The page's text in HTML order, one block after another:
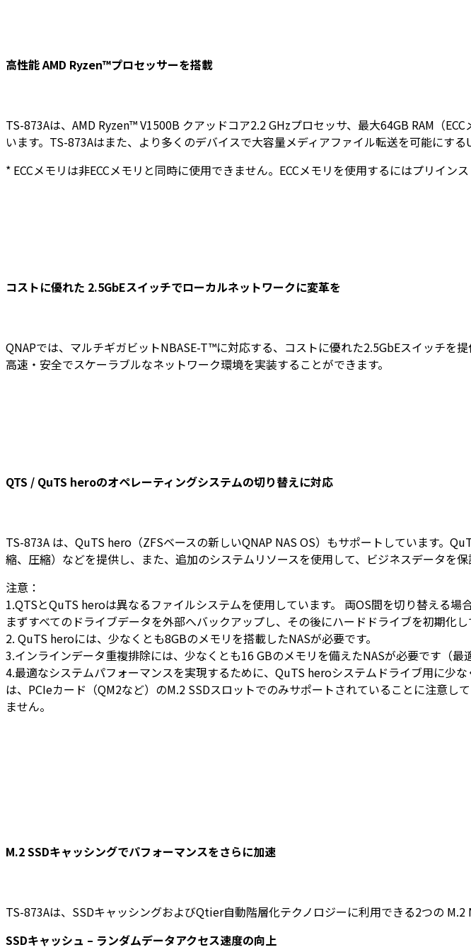
高性能 AMD Ryzen™プロセッサーを搭載
TS-873Aは、AMD Ryzen™ V1500B クアッドコア2.2 GHzプロセッサ、最大64GB RAM（
います。TS-873Aはまた、より多くのデバイスで大容量メディアファイル転送を可能にす
* ECCメモリは非ECCメモリと同時に使用できません。ECCメモリを使用するにはプリイン
コストに優れた 2.5GbEスイッチでローカルネットワークに変革を
QNAPでは、マルチギガビットNBASE-T™に対応する、コストに優れた2.5GbEスイッチを
高速・安全でスケーラブルなネットワーク環境を実装することができます。
QTS / QuTS heroのオペレーティングシステムの切り替えに対応
TS-873A は、QuTS hero（ZFSベースの新しいQNAP NAS OS）もサポートしています。
縮、圧縮）などを提供し、また、追加のシステムリソースを使用して、ビジネスデータを保
注意：
1.QTSとQuTS heroは異なるファイルシステムを使用しています。 両OS間を切り替える
まずすべてのドライブデータを外部へバックアップし、その後にハードドライブを初期化し
2. QuTS heroには、少なくとも8GBのメモリを搭載したNASが必要です。
3.インラインデータ重複排除には、少なくとも16 GBのメモリを備えたNASが必要です（
4.最適なシステムパフォーマンスを実現するために、QuTS heroシステムドライブ用に少
は、PCIeカード（QM2など）のM.2 SSDスロットでのみサポートされていることに注意
ません。
M.2 SSDキャッシングでパフォーマンスをさらに加速
TS-873Aは、SSDキャッシングおよびQtier自動階層化テクノロジーに利用できる2つの M.2
SSDキャッシュ – ランダムデータアクセス速度の向上